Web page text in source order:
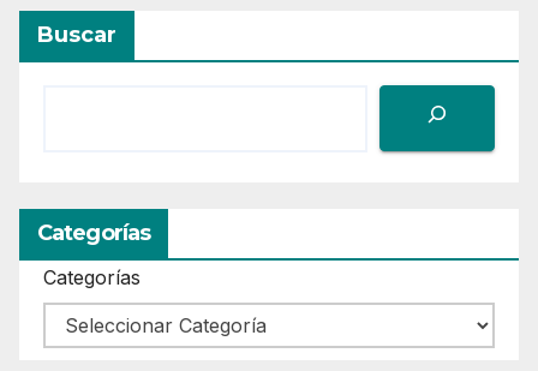
Buscar
Categorías
Categorías